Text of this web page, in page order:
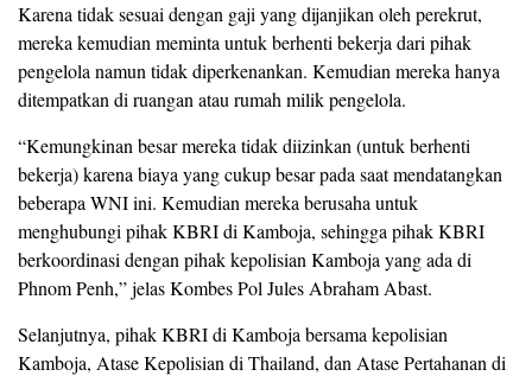
Karena tidak sesuai dengan gaji yang dijanjikan oleh perekrut,
mereka kemudian meminta untuk berhenti bekerja dari pihak
pengelola namun tidak diperkenankan. Kemudian mereka hanya
ditempatkan di ruangan atau rumah milik pengelola.
“Kemungkinan besar mereka tidak diizinkan (untuk berhenti
bekerja) karena biaya yang cukup besar pada saat mendatangkan
beberapa WNI ini. Kemudian mereka berusaha untuk
menghubungi pihak KBRI di Kamboja, sehingga pihak KBRI
berkoordinasi dengan pihak kepolisian Kamboja yang ada di
Phnom Penh,” jelas Kombes Pol Jules Abraham Abast.
Selanjutnya, pihak KBRI di Kamboja bersama kepolisian
Kamboja, Atase Kepolisian di Thailand, dan Atase Pertahanan di